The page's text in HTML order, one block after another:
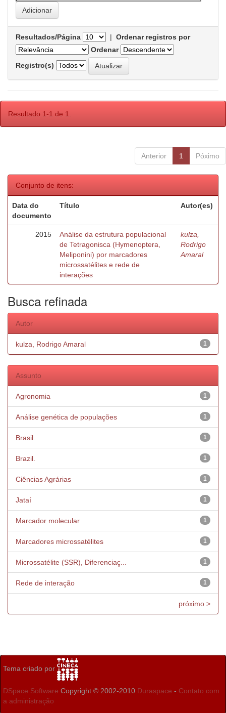
Resultados/Página | Ordenar registros por
Ordenar
Registro(s)
Resultado 1-1 de 1.
Anterior 1 Póximo
Conjunto de itens:
Data do
documento
Título Autor(es)
2015
Análise da estrutura populacional
de Tetragonisca (Hymenoptera,
Meliponini) por marcadores
microssatélites e rede de
interações
kulza,
Rodrigo
Amaral
Busca refinada
Autor
1
kulza, Rodrigo Amaral
Assunto
1
Agronomia
1
Análise genética de populações
1
Brasil.
1
Brazil.
1
Ciências Agrárias
1
Jataí
1
Marcador molecular
1
Marcadores microssatélites
1
Microssatélite (SSR), Diferenciaç...
1
Rede de interação
próximo >
Tema criado por
DSpace Software Copyright © 2002-2010 Duraspace - Contato com
a administração